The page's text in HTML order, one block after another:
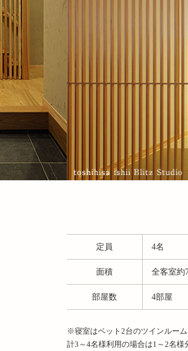
定員 4名
面積 全客室約
部屋数 4部屋
※寝室はベット2台のツインルーム
計3～4名様利用の場合は1～2名様